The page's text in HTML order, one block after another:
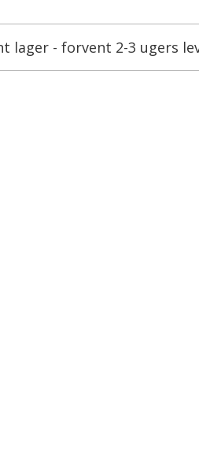
lager - forvent 2-3 ugers